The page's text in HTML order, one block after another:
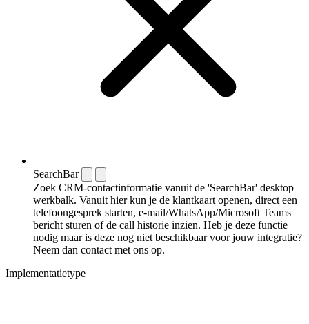
SearchBar
Zoek CRM-contactinformatie vanuit de 'SearchBar' desktop
werkbalk. Vanuit hier kun je de klantkaart openen, direct een
telefoongesprek starten, e-mail/WhatsApp/Microsoft Teams
bericht sturen of de call historie inzien. Heb je deze functie
nodig maar is deze nog niet beschikbaar voor jouw integratie?
Neem dan contact met ons op.
Implementatietype